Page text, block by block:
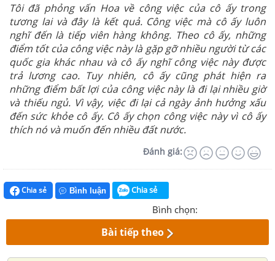
Tôi đã phỏng vấn Hoa về công việc của cô ấy trong
tương lai và đây là kết quả. Công việc mà cô ấy luôn
nghĩ đến là tiếp viên hàng không. Theo cô ấy, những
điểm tốt của công việc này là gặp gỡ nhiều người từ các
quốc gia khác nhau và cô ấy nghĩ công việc này được
trả lương cao. Tuy nhiên, cô ấy cũng phát hiện ra
những điểm bất lợi của công việc này là đi lại nhiều giờ
và thiếu ngủ. Vì vậy, việc đi lại cả ngày ảnh hưởng xấu
đến sức khỏe cô ấy. Cô ấy chọn công việc này vì cô ấy
thích nó và muốn đến nhiều đất nước.
Đánh giá:
Chia sẻ Bình luận Chia sẻ
Bình chọn:
Bài tiếp theo